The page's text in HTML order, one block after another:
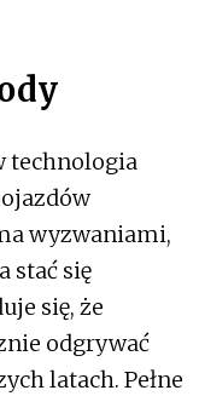
technologia
wyzwaniami,
stać się
się, że
odgrywać
latach. Pełne